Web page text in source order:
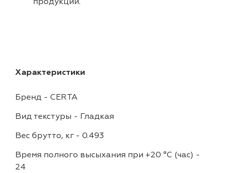
Характеристики
Бренд - CERTA
Вид текстуры - Гладкая
Вес брутто, кг - 0.493
Время полного высыхания при +20 °С (час) -
24